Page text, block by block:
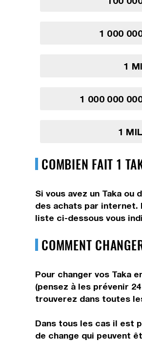
1 000
1
1 000 000
1
COMBIEN FAIT 1
Si vous avez un Taka
des achats par internet.
liste ci-dessous vous
COMMENT
Pour changer vos Taka
(pensez à les prévenir
trouverez dans toutes
Dans tous les cas il est
de change qui peuvent